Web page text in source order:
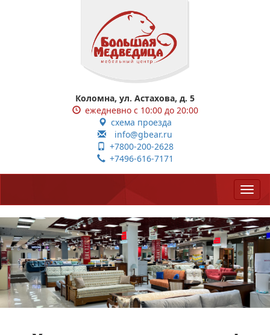
Коломна, ул. Астахова, д. 5
ежедневно с 10:00 до 20:00
схема проезда
info@gbear.ru
+7800-200-2628
+7496-616-7171